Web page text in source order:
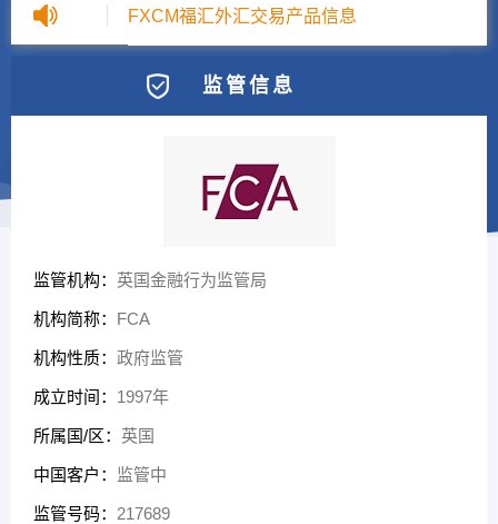
FXCM福汇外汇交易产品信息
监管信息
监管机构： 英国金融行为监管局
机构简称： FCA
机构性质： 政府监管
成立时间： 1997年
所属国/区： 英国
中国客户： 监管中
监管号码： 217689